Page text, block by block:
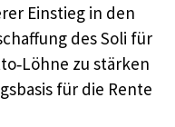
Einstieg in den
des Soli für
zu stärken
für die Rente